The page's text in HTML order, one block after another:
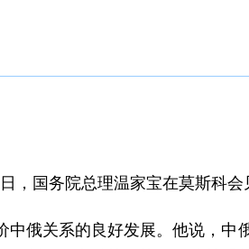
国务院总理温家宝在莫斯科会
关系的良好发展。他说，中俄